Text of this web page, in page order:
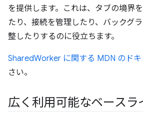
を提供します。これは、タブの境界
たり、接続を管理したり、バックグ
整したりするのに役立ちます。
SharedWorker に関する MDN のドキ
さい。
広く利用可能なベースラ